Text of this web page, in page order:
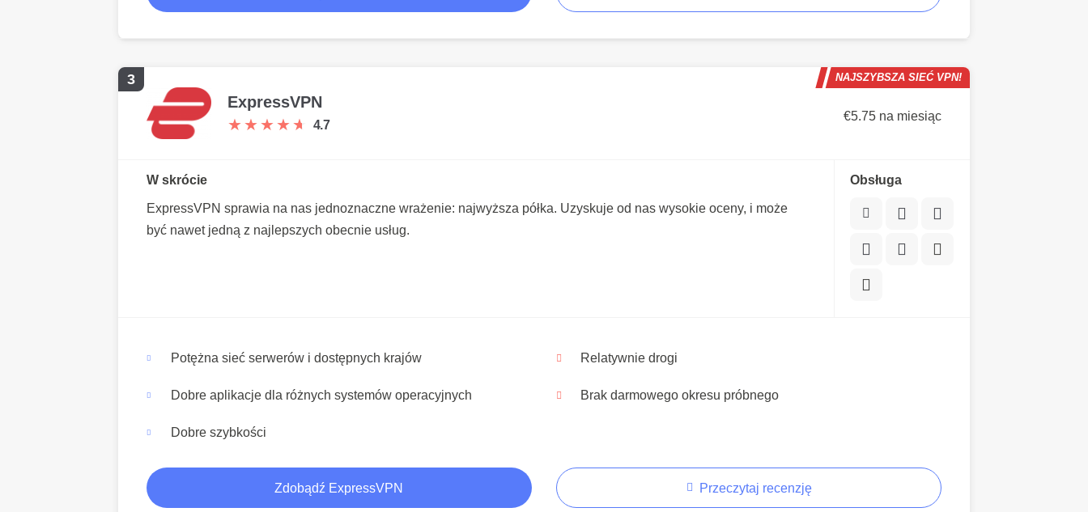
NAJSZYBSZA SIEĆ VPN!
3
ExpressVPN
★ ★ ★ ★ ★
★ ★ ★ ★ ★ 4.7
€5.75 na miesiąc
W skrócie
ExpressVPN sprawia na nas jednoznaczne wrażenie: najwyższa półka. Uzyskuje od nas wysokie oceny, i może
być nawet jedną z najlepszych obecnie usług.
Obsługa
Potężna sieć serwerów i dostępnych krajów
Dobre aplikacje dla różnych systemów operacyjnych
Dobre szybkości
Relatywnie drogi
Brak darmowego okresu próbnego
Zdobądź ExpressVPN Przeczytaj recenzję